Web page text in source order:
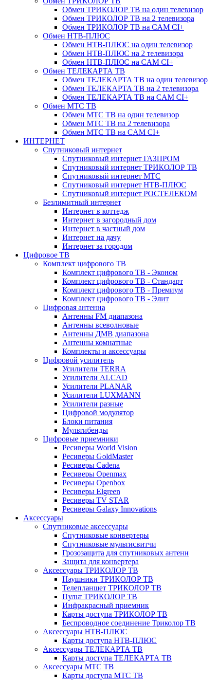
Обмен ТРИКОЛОР ТВ на один телевизор
Обмен ТРИКОЛОР ТВ на 2 телевизора
Обмен ТРИКОЛОР ТВ на CAM CI+
Обмен НТВ-ПЛЮС
Обмен НТВ-ПЛЮС на один телевизор
Обмен НТВ-ПЛЮС на 2 телевизора
Обмен НТВ-ПЛЮС на CAM CI+
Обмен ТЕЛЕКАРТА ТВ
Обмен ТЕЛЕКАРТА ТВ на один телевизор
Обмен ТЕЛЕКАРТА ТВ на 2 телевизора
Обмен ТЕЛЕКАРТА ТВ на CAM CI+
Обмен МТС ТВ
Обмен МТС ТВ на один телевизор
Обмен МТС ТВ на 2 телевизора
Обмен МТС ТВ на CAM CI+
ИНТЕРНЕТ
Спутниковый интернет
Спутниковый интернет ГАЗПРОМ
Спутниковый интернет ТРИКОЛОР ТВ
Спутниковый интернет МТС
Спутниковый интернет НТВ-ПЛЮС
Спутниковый интернет РОСТЕЛЕКОМ
Безлимитный интернет
Интернет в коттедж
Интернет в загородный дом
Интернет в частный дом
Интернет на дачу
Интернет за городом
Цифровое ТВ
Комплект цифрового ТВ
Комплект цифрового ТВ - Эконом
Комплект цифрового ТВ - Стандарт
Комплект цифрового ТВ - Премиум
Комплект цифрового ТВ - Элит
Цифровая антенна
Антенны FM диапазона
Антенны всеволновые
Антенны ДМВ диапазона
Антенны комнатные
Комплекты и аксессуары
Цифровой усилитель
Усилители TERRA
Усилители ALCAD
Усилители PLANAR
Усилители LUXMANN
Усилители разные
Цифровой модулятор
Блоки питания
Мультибенды
Цифровые приемники
Ресиверы World Vision
Ресиверы GoldMaster
Ресиверы Cadena
Ресиверы Openmax
Ресиверы Openbox
Ресиверы Elgreen
Ресиверы TV STAR
Ресиверы Galaxy Innovations
Аксессуары
Спутниковые аксессуары
Спутниковые конвертеры
Спутниковые мультисвитчи
Грозозащита для спутниковых антенн
Защита для конвертера
Аксессуары ТРИКОЛОР ТВ
Наушники ТРИКОЛОР ТВ
Телепланшет ТРИКОЛОР ТВ
Пульт ТРИКОЛОР ТВ
Инфракрасный приемник
Карты доступа ТРИКОЛОР ТВ
Беспроводное соединение Триколор ТВ
Аксессуары НТВ-ПЛЮС
Карты доступа НТВ-ПЛЮС
Аксессуары ТЕЛЕКАРТА ТВ
Карты доступа ТЕЛЕКАРТА ТВ
Аксессуары МТС ТВ
Карты доступа МТС ТВ